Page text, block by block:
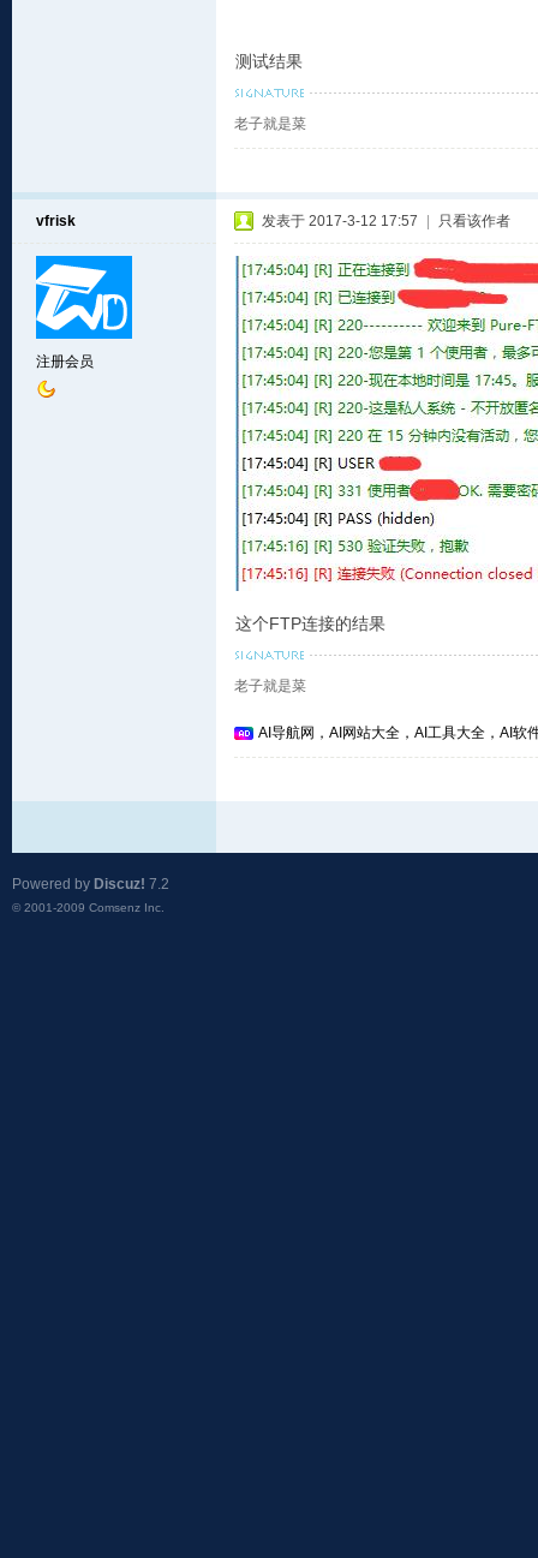
测试结果
老子就是菜
vfrisk
注册会员
发表于 2017-3-12 17:57 只看该作者
这个FTP连接的结果
老子就是菜
AI导航网，AI网站大全，AI工具大全，AI软
Powered by Discuz! 7.2
© 2001-2009 Comsenz Inc.